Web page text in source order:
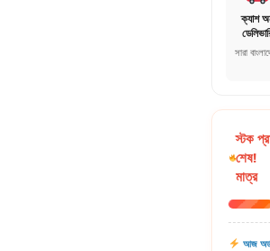
ক্যাশ
সারা
স্টক
শেষ!
মাত্র
আজ